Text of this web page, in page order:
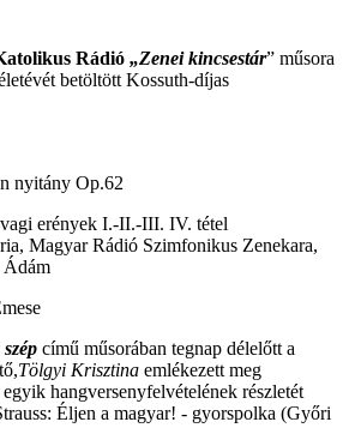
Rádió „Zenei kincsestár” műsora
betöltött Kossuth-díjas
nyitány Op.62
erények I.-II.-III. IV. tétel
Magyar Rádió Szimfonikus Zenekara,
Ádám
című műsorában tegnap délelőtt a
Tölgyi Krisztina emlékezett meg
hangversenyfelvételének részletét
Éljen a magyar! - gyorspolka (Győri